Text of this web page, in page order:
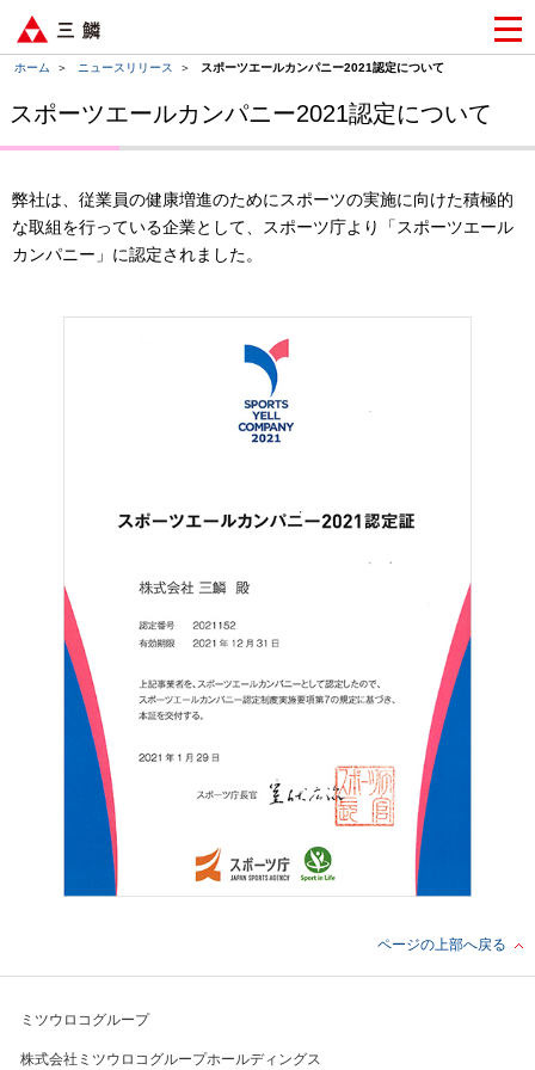
ホーム ＞ ニュースリリース ＞ スポーツエールカンパニー2021認定について
スポーツエールカンパニー2021認定について
弊社は、従業員の健康増進のためにスポーツの実施に向けた積極的
な取組を行っている企業として、スポーツ庁より「スポーツエール
カンパニー」に認定されました。
ページの上部へ戻る
ミツウロコグループ
株式会社ミツウロコグループホールディングス